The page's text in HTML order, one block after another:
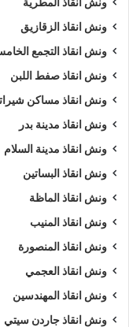
ونش انقاذ الزقازيق
ونش انقاذ التجمع
ونش انقاذ صفط اللبن
ونش انقاذ مساكن
ونش انقاذ مدينة بدر
ونش انقاذ مدينة السلام
ونش انقاذ البساتين
ونش انقاذ الماظة
ونش انقاذ المنيب
ونش انقاذ المنصورة
ونش انقاذ العجمي
ونش انقاذ المهندسين
ونش انقاذ جاردن سيتي